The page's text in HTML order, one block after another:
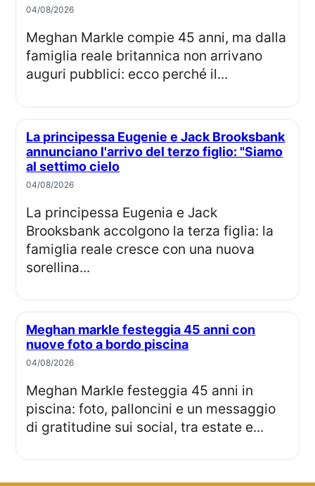
04/08/2026
Meghan Markle compie 45 anni, ma dalla
famiglia reale britannica non arrivano
auguri pubblici: ecco perché il...
La principessa Eugenie e Jack Brooksbank
annunciano l'arrivo del terzo figlio: "Siamo
al settimo cielo
04/08/2026
La principessa Eugenia e Jack
Brooksbank accolgono la terza figlia: la
famiglia reale cresce con una nuova
sorellina...
Meghan markle festeggia 45 anni con
nuove foto a bordo piscina
04/08/2026
Meghan Markle festeggia 45 anni in
piscina: foto, palloncini e un messaggio
di gratitudine sui social, tra estate e...